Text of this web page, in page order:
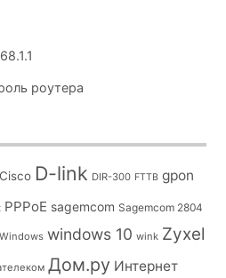
роутера
Cisco D-link DIR-300 FTTB gpon
PPPoE sagemcom Sagemcom 2804
Windows windows 10 wink Zyxel
Дом.ру Интернет